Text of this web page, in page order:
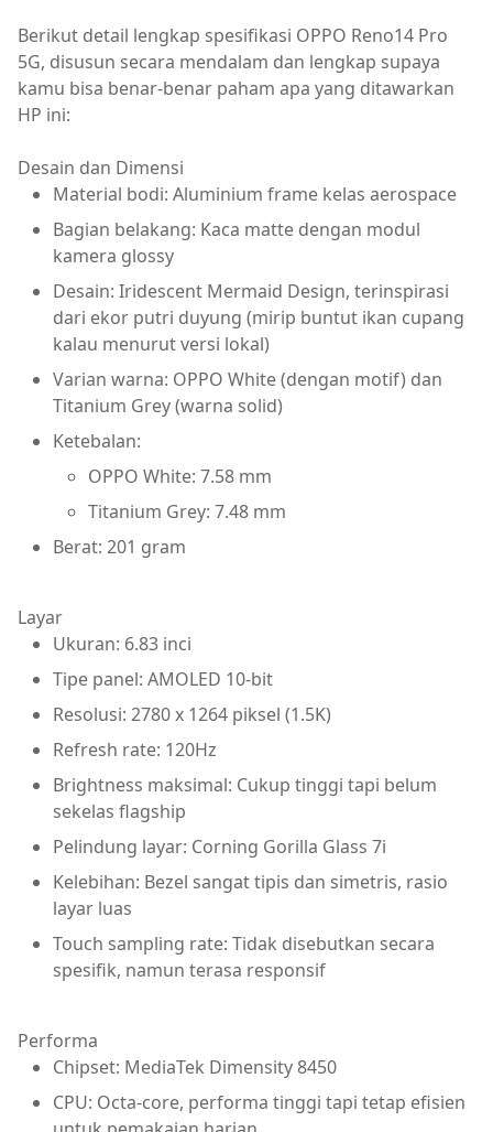
Berikut detail lengkap spesifikasi OPPO Reno14 Pro
5G, disusun secara mendalam dan lengkap supaya
kamu bisa benar-benar paham apa yang ditawarkan
HP ini:
Desain dan Dimensi
Material bodi: Aluminium frame kelas aerospace
Bagian belakang: Kaca matte dengan modul
kamera glossy
Desain: Iridescent Mermaid Design, terinspirasi
dari ekor putri duyung (mirip buntut ikan cupang
kalau menurut versi lokal)
Varian warna: OPPO White (dengan motif) dan
Titanium Grey (warna solid)
Ketebalan:
OPPO White: 7.58 mm
Titanium Grey: 7.48 mm
Berat: 201 gram
Layar
Ukuran: 6.83 inci
Tipe panel: AMOLED 10-bit
Resolusi: 2780 x 1264 piksel (1.5K)
Refresh rate: 120Hz
Brightness maksimal: Cukup tinggi tapi belum
sekelas flagship
Pelindung layar: Corning Gorilla Glass 7i
Kelebihan: Bezel sangat tipis dan simetris, rasio
layar luas
Touch sampling rate: Tidak disebutkan secara
spesifik, namun terasa responsif
Performa
Chipset: MediaTek Dimensity 8450
CPU: Octa-core, performa tinggi tapi tetap efisien